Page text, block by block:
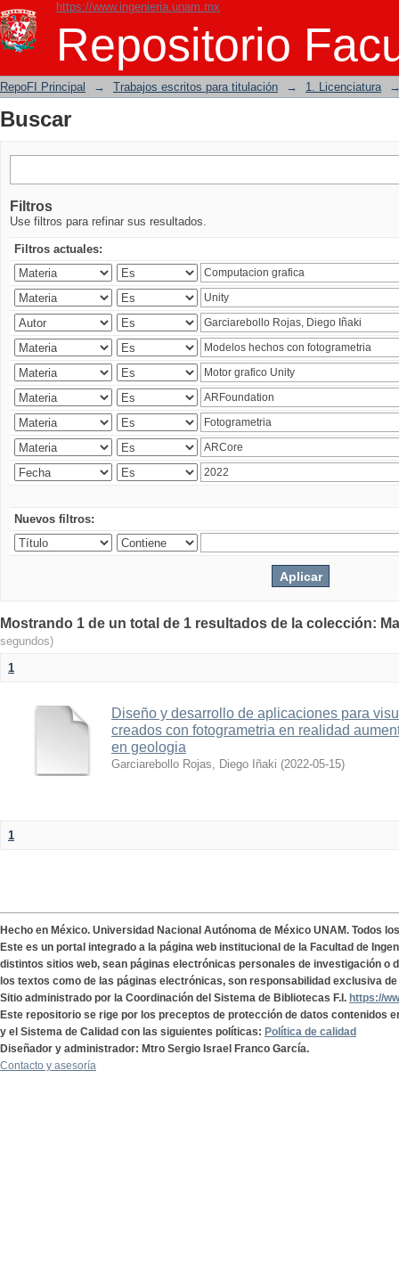
https://www.ingenieria.unam.mx
Repositorio
Buscar
RepoFI Principal → Trabajos escritos para titulación → 1. Licenciatura
Buscar
Filtros
Use filtros para refinar sus resultados.
Filtros actuales:
Nuevos filtros:
Mostrando 1 de un total de 1 resultados de la colección:
segundos)
1
Diseño y desarrollo de aplicaciones para
creados con fotogrametria en realidad
en geologia
Garciarebollo Rojas, Diego Iñaki (2022-05-15)
1
Hecho en México. Universidad Nacional Autónoma de México UNAM. Todos
Este es un portal integrado a la página web institucional de la Facultad de
distintos sitios web, sean páginas electrónicas personales de investigación o
los textos como de las páginas electrónicas, son responsabilidad exclusiva
Sitio administrado por la Coordinación del Sistema de Bibliotecas F.I. https://
Este repositorio se rige por los preceptos de protección de datos contenidos
y el Sistema de Calidad con las siguientes políticas: Política de calidad
Diseñador y administrador: Mtro Sergio Israel Franco García.
Contacto y asesoría